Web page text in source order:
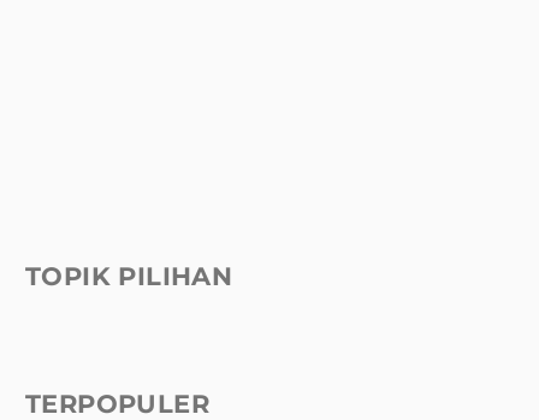
TOPIK PILIHAN
TERPOPULER